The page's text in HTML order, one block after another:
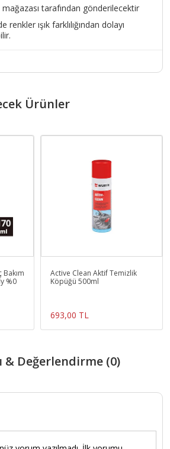
mağazası tarafından gönderilecektir
ışık farklılığından dolayı
Ürünler
%0
Active Clean Aktif Temizlik
Köpüğü 500ml
693,00 TL
& Değerlendirme (0)